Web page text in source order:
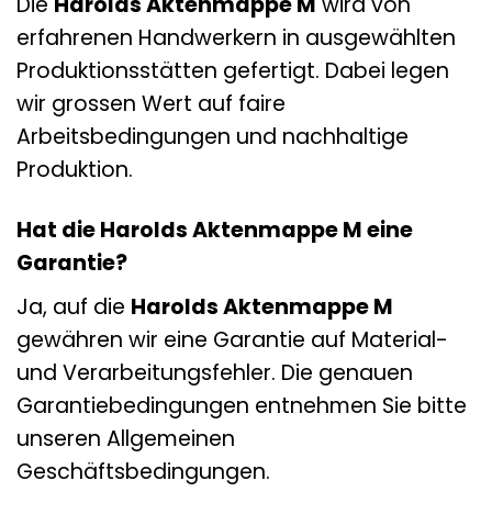
erfahrenen Handwerkern in ausgewählten
Produktionsstätten gefertigt. Dabei legen
wir grossen Wert auf faire
Arbeitsbedingungen und nachhaltige
Produktion.
Hat die Harolds Aktenmappe M eine
Garantie?
Ja, auf die Harolds Aktenmappe M
gewähren wir eine Garantie auf Material-
und Verarbeitungsfehler. Die genauen
Garantiebedingungen entnehmen Sie bitte
unseren Allgemeinen
Geschäftsbedingungen.